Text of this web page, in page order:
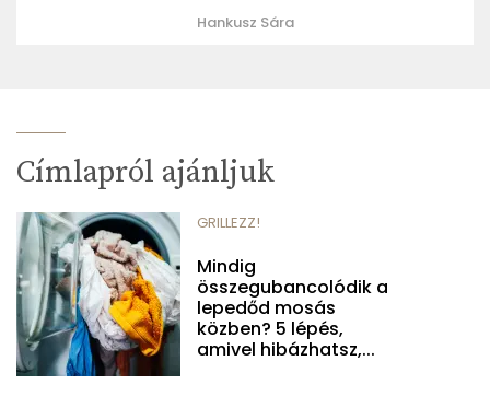
Hankusz Sára
Címlapról ajánljuk
GRILLEZZ!
Mindig
összegubancolódik a
lepedőd mosás
közben? 5 lépés,
amivel hibázhatsz,...